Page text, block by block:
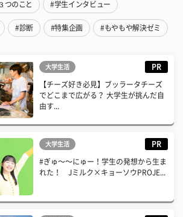
つのこと #学生インタビュー
#診断 #特集企画 #もやもや解決ゼミ
大学生活 PR
【チーズ好き必見】ブッラータチーズ
でどこまで広がる？ 大学生が挑んだ自
由す...
大学生活 PR
#ぎゅ〜〜にゅー！学生の発想から生ま
れた！ Jミルク×キョーソウPROJE...